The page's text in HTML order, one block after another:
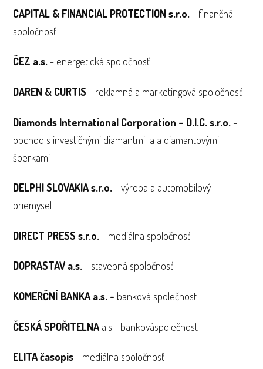
CAPITAL & FINANCIAL PROTECTION s.r.o. - finančná
spoločnosť
ČEZ a.s. - energetická spoločnosť
DAREN & CURTIS - reklamná a marketingová spoločnosť
Diamonds International Corporation – D.I.C. s.r.o. -
obchod s investičnými diamantmi a a diamantovými
šperkami
DELPHI SLOVAKIA s.r.o. - výroba a automobilový
priemysel
DIRECT PRESS s.r.o. - mediálna spoločnosť
DOPRASTAV a.s. - stavebná spoločnosť
KOMERČNÍ BANKA a.s. - banková společnost
ČESKÁ SPOŘITELNA a.s.- bankováspolečnost
ELITA časopis - mediálna spoločnosť